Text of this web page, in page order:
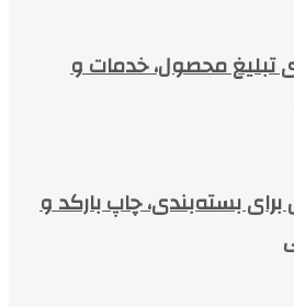
تبلیغ محصول، خدمات و
برای بسته‌بندی، چاپ بارکد و